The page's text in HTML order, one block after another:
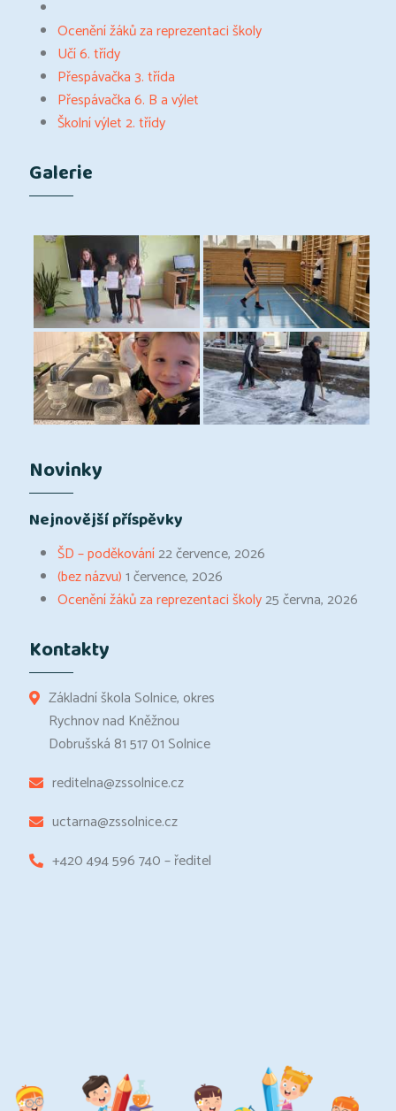
Ocenění žáků za reprezentaci školy
Učí 6. třídy
Přespávačka 3. třída
Přespávačka 6. B a výlet
Školní výlet 2. třídy
Galerie
Novinky
Nejnovější příspěvky
ŠD – poděkování22 července, 2026
(bez názvu)1 července, 2026
Ocenění žáků za reprezentaci školy25 června, 2026
Kontakty
Základní škola Solnice, okres
Rychnov nad Kněžnou
Dobrušská 81 517 01 Solnice
reditelna@zssolnice.cz
uctarna@zssolnice.cz
+420 494 596 740 – ředitel